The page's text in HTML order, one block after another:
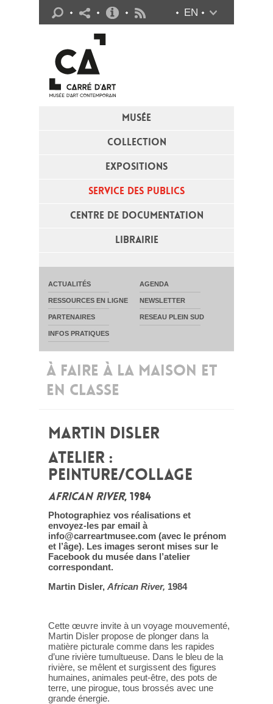
MUSÉE
COLLECTION
EXPOSITIONS
SERVICE DES PUBLICS
CENTRE DE DOCUMENTATION
LIBRAIRIE
EN
ACTUALITÉS AGENDA
RESSOURCES EN LIGNE NEWSLETTER
PARTENAIRES RESEAU PLEIN SUD
INFOS PRATIQUES
Infos pratiques
À FAIRE À LA MAISON ET
EN CLASSE
MARTIN DISLER
ATELIER :
PEINTURE/COLLAGE
AFRICAN RIVER, 1984
Photographiez vos réalisations et
envoyez-les par email à
info@carreartmusee.com (avec le prénom
et l’âge). Les images seront mises sur le
Facebook du musée dans l’atelier
correspondant.
Martin Disler, African River, 1984
Cette œuvre invite à un voyage mouvementé,
Martin Disler propose de plonger dans la
matière picturale comme dans les rapides
d’une rivière tumultueuse. Dans le bleu de la
rivière, se mêlent et surgissent des figures
humaines, animales peut-être, des pots de
terre, une pirogue, tous brossés avec une
grande énergie.